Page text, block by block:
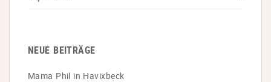
NEUE BEITRÄGE
Mama Phil in Havixbeck